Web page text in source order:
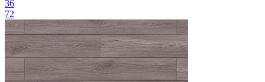
36
72